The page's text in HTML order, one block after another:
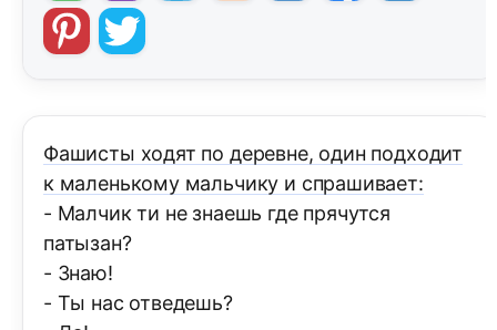
Фашисты ходят по деревне, один подходит
к маленькому мальчику и спрашивает:
- Малчик ти не знаешь где прячутся
патызан?
- Знаю!
- Ты нас отведешь?